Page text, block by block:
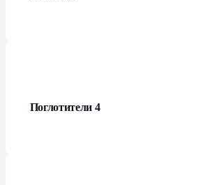
Поглотители 4